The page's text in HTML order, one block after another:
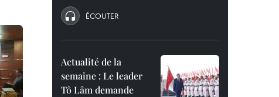
ÉCOUTER
Actualité de la
semaine : Le leader
Tô Lâm demande